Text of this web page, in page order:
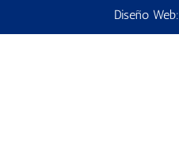
Diseño Web: